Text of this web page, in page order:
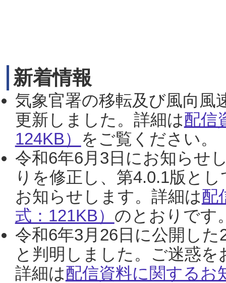
新着情報
気象官署の移転及び風向風
更新しました。詳細は配信
124KB） をご覧ください。
令和6年6月3日にお知らせ
りを修正し、第4.0.1版と
お知らせします。詳細は配
式：121KB） のとおりです
令和6年3月26日に公開し
と判明しました。ご迷惑
詳細は配信資料に関するお